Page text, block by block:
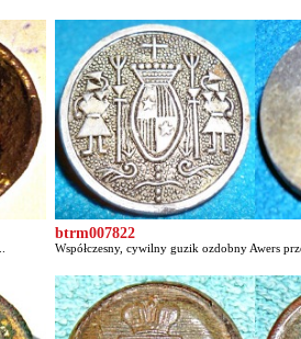
btrm007822
Współczesny, cywilny guzik ozdobny Awers